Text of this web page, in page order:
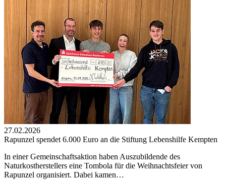
27.02.2026
Rapunzel spendet 6.000 Euro an die Stiftung Lebenshilfe Kempten
In einer Gemeinschaftsaktion haben Auszubildende des
Naturkostherstellers eine Tombola für die Weihnachtsfeier von
Rapunzel organisiert. Dabei kamen…